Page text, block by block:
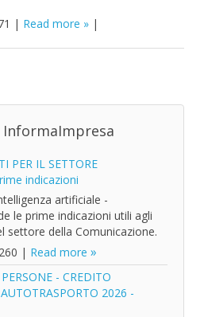
| Read more |
PER IL SETTORE
indicazioni
artificiale -
le prime indicazioni utili agli
settore della Comunicazione.
| Read more
- CREDITO
2026 -